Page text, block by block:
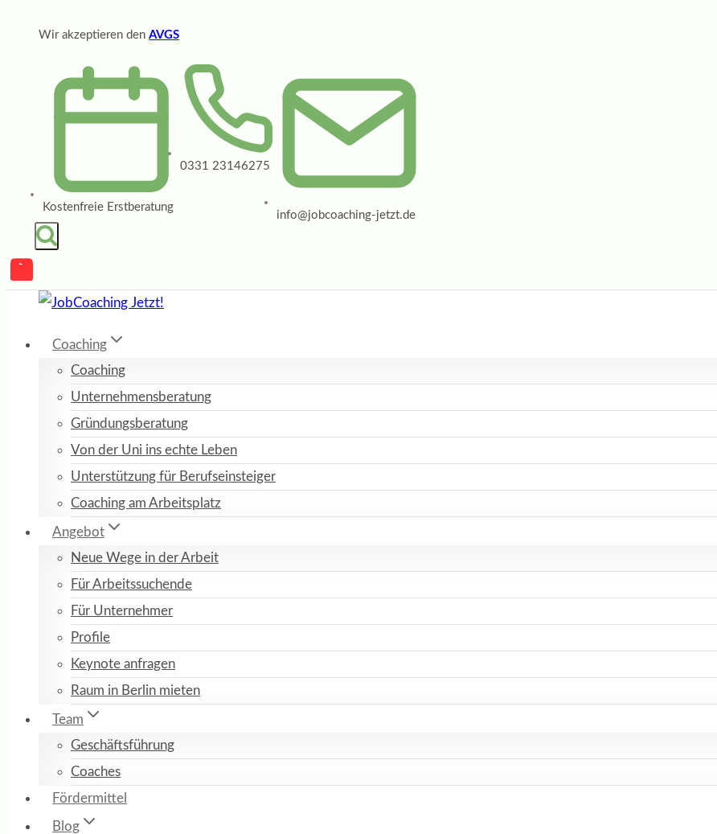
Wir akzeptieren den AVGS
Kostenfreie Erstberatung
0331 23146275
info@jobcoaching-jetzt.de
Coaching
Coaching
Unternehmensberatung
Gründungsberatung
Von der Uni ins echte Leben
Unterstützung für Berufseinsteiger
Coaching am Arbeitsplatz
Angebot
Neue Wege in der Arbeit
Für Arbeitssuchende
Für Unternehmer
Profile
Keynote anfragen
Raum in Berlin mieten
Team
Geschäftsführung
Coaches
Fördermittel
Blog